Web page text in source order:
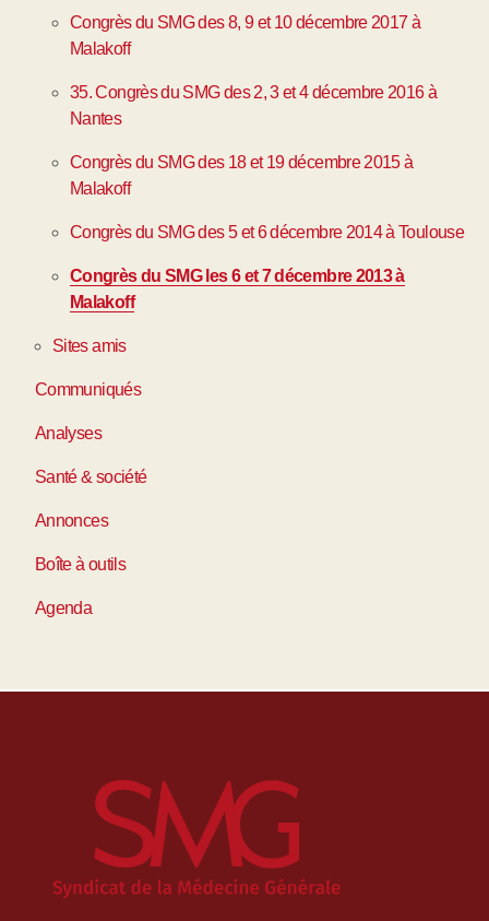
Congrès du SMG des 8, 9 et 10 décembre 2017 à
Malakoff
35. Congrès du SMG des 2, 3 et 4 décembre 2016 à
Nantes
Congrès du SMG des 18 et 19 décembre 2015 à
Malakoff
Congrès du SMG des 5 et 6 décembre 2014 à Toulouse
Congrès du SMG les 6 et 7 décembre 2013 à
Malakoff
Sites amis
Communiqués
Analyses
Santé & société
Annonces
Boîte à outils
Agenda